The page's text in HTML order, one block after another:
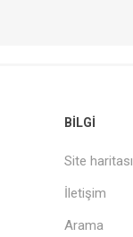
BILGI
Site haritası
İletişim
Arama